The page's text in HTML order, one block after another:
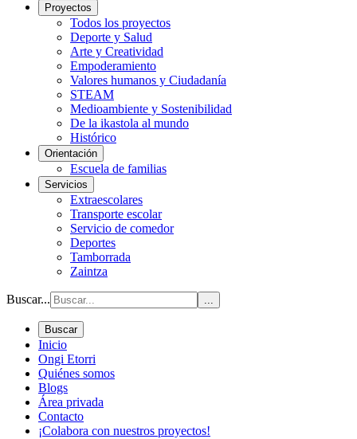
Proyectos
Todos los proyectos
Deporte y Salud
Arte y Creatividad
Empoderamiento
Valores humanos y Ciudadanía
STEAM
Medioambiente y Sostenibilidad
De la ikastola al mundo
Histórico
Orientación
Escuela de familias
Servicios
Extraescolares
Transporte escolar
Servicio de comedor
Deportes
Tamborrada
Zaintza
Buscar... ...
Buscar
Inicio
Ongi Etorri
Quiénes somos
Blogs
Área privada
Contacto
¡Colabora con nuestros proyectos!